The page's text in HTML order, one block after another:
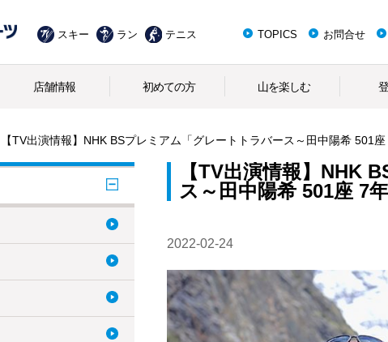
スキー ラン テニス TOPICS お問合せ
店舗情報 初めての方 山を楽しむ
【TV出演情報】NHK BSプレミアム「グレートトラバース～田中陽希 501座
【TV出演情報】NHK
ス～田中陽希 501座 7
2022-02-24